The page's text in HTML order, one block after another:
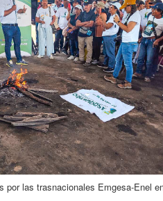
las trasnacionales Emgesa-Enel